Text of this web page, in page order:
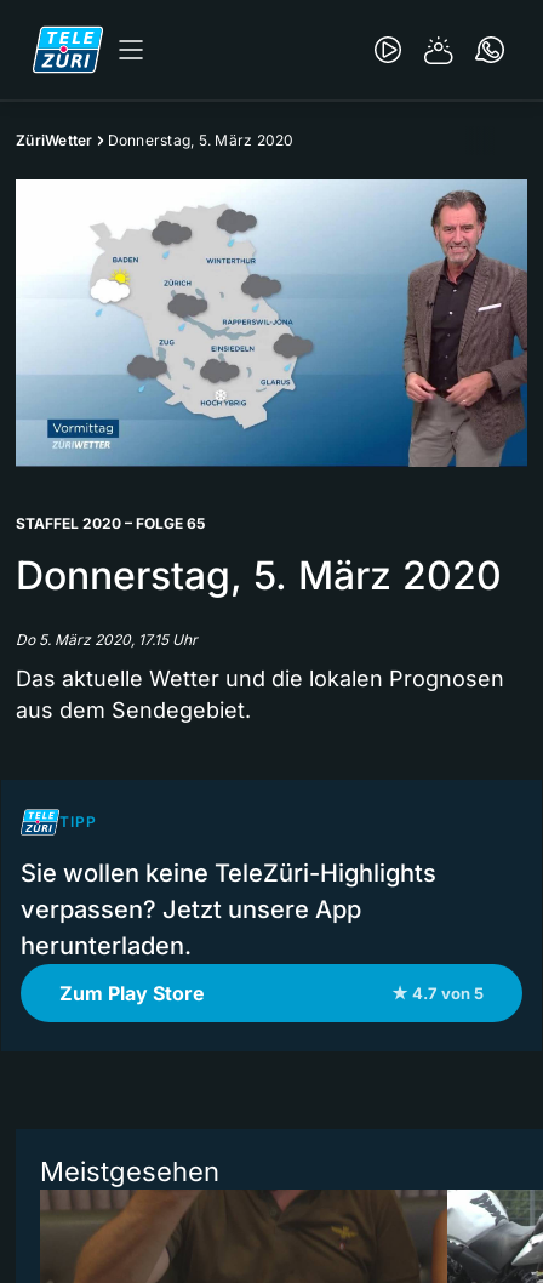
ZüriWetter Donnerstag, 5. März 2020
STAFFEL 2020 – FOLGE 65
Donnerstag, 5. März 2020
Do 5. März 2020, 17.15 Uhr
Das aktuelle Wetter und die lokalen Prognosen
aus dem Sendegebiet.
TIPP
Sie wollen keine TeleZüri-Highlights
verpassen? Jetzt unsere App
herunterladen.
Zum Play Store ★ 4.7 von 5
Meistgesehen